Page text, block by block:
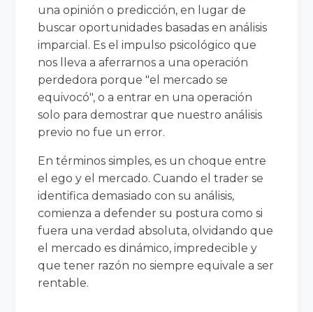
una opinión o predicción, en lugar de
buscar oportunidades basadas en análisis
imparcial. Es el impulso psicológico que
nos lleva a aferrarnos a una operación
perdedora porque "el mercado se
equivocó", o a entrar en una operación
solo para demostrar que nuestro análisis
previo no fue un error.
En términos simples, es un choque entre
el ego y el mercado. Cuando el trader se
identifica demasiado con su análisis,
comienza a defender su postura como si
fuera una verdad absoluta, olvidando que
el mercado es dinámico, impredecible y
que tener razón no siempre equivale a ser
rentable.